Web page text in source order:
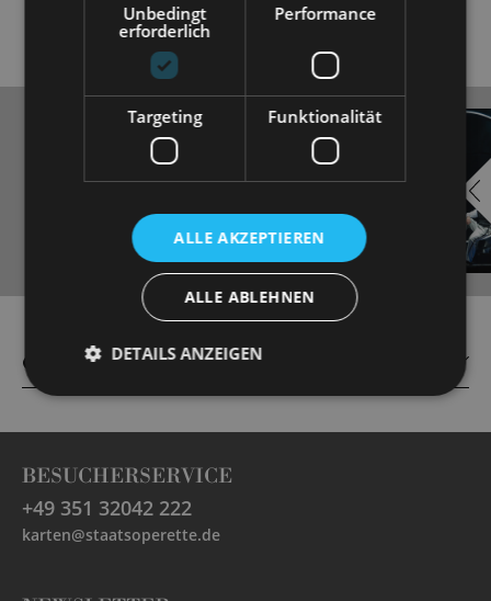
EMBED
YOUTUBE
Always show content from
CAST
BESUCHERSERVICE
+49 351 32042 222
karten@staatsoperette.de
Unbedingt
erforderlich
Performance
Targeting Funktionalität
ALLE AKZEPTIEREN
ALLE ABLEHNEN
DETAILS ANZEIGEN